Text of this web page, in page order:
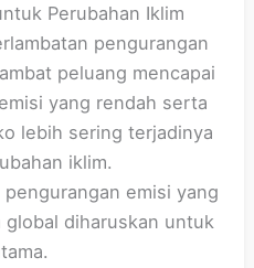
Perubahan Iklim
pengurangan
peluang mencapai
yang rendah serta
lebih sering terjadinya
iklim.
pengurangan emisi yang
global diharuskan untuk